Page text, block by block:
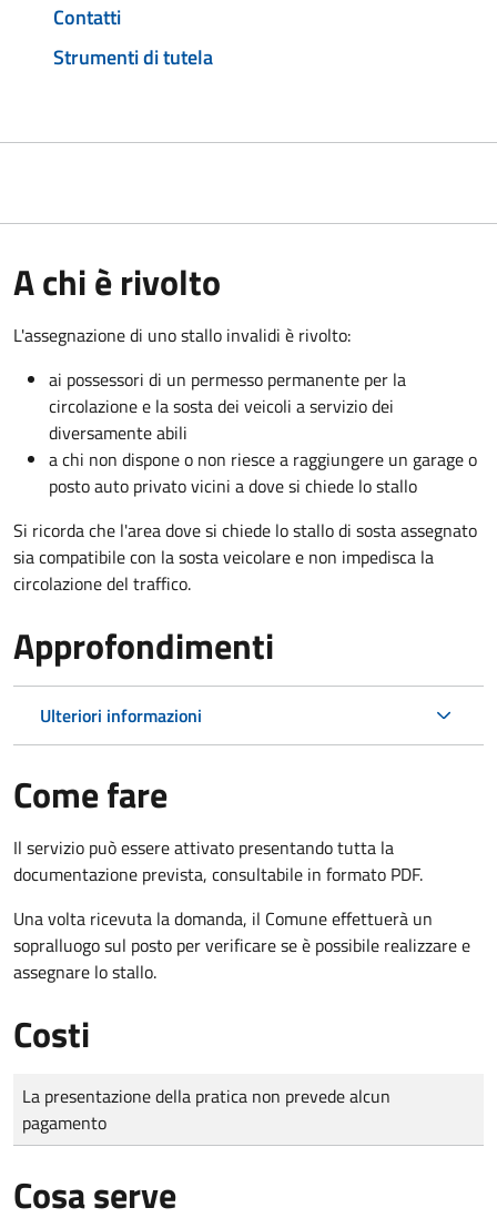
Contatti
Strumenti di tutela
A chi è rivolto
L'assegnazione di uno stallo invalidi è rivolto:
ai possessori di un permesso permanente per la
circolazione e la sosta dei veicoli a servizio dei
diversamente abili
a chi non dispone o non riesce a raggiungere un garage o
posto auto privato vicini a dove si chiede lo stallo
Si ricorda che l'area dove si chiede lo stallo di sosta assegnato
sia compatibile con la sosta veicolare e non impedisca la
circolazione del traffico.
Approfondimenti
Ulteriori informazioni
Come fare
Il servizio può essere attivato presentando tutta la
documentazione prevista, consultabile in formato PDF.
Una volta ricevuta la domanda, il Comune effettuerà un
sopralluogo sul posto per verificare se è possibile realizzare e
assegnare lo stallo.
Costi
Tipo di pagamento
Importo
La presentazione della pratica non prevede alcun
pagamento
Cosa serve